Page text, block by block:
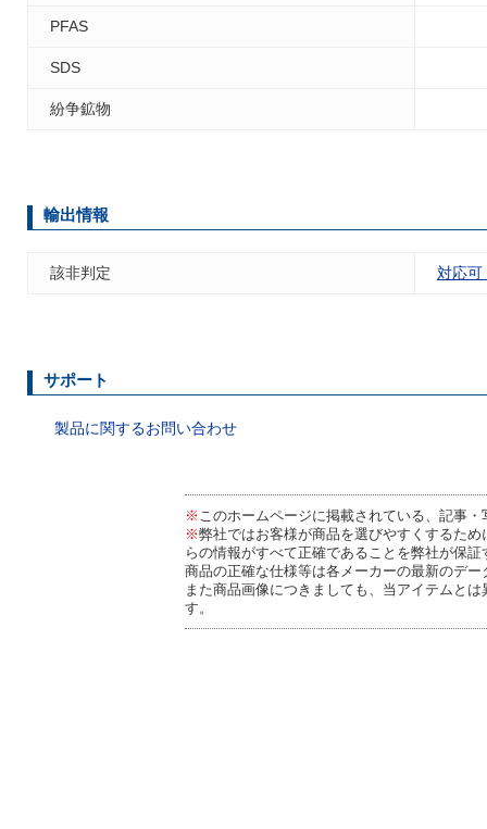
PFAS
SDS
紛争鉱物
輸出情報
該非判定 対応可
サポート
製品に関するお問い合わせ
※ このホームページに掲載されている、記事
※弊社ではお客様が商品を選びやすくするた
らの情報がすべて正確であることを弊社が保
商品の正確な仕様等は各メーカーの最新のデ
また商品画像につきましても、当アイテムと
す。